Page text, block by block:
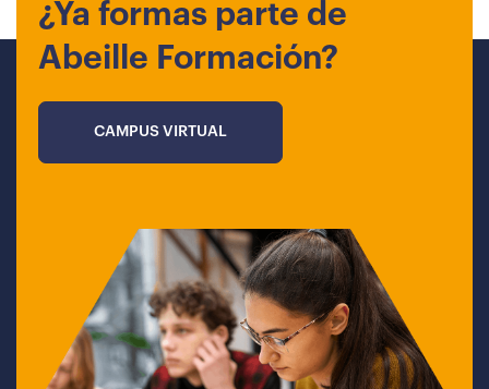
¿Ya formas parte de
Abeille Formación?
CAMPUS VIRTUAL